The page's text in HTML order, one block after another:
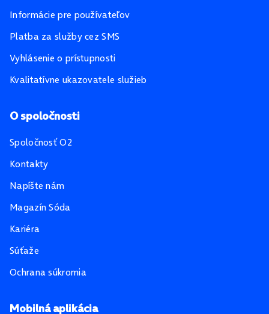
Mobilná aplikácia
Informácie pre používateľov
Platba za služby cez SMS
Vyhlásenie o prístupnosti
Kvalitatívne ukazovatele služieb
O spoločnosti
Spoločnosť O2
Kontakty
Napíšte nám
Magazín Sóda
Kariéra
Súťaže
Ochrana súkromia